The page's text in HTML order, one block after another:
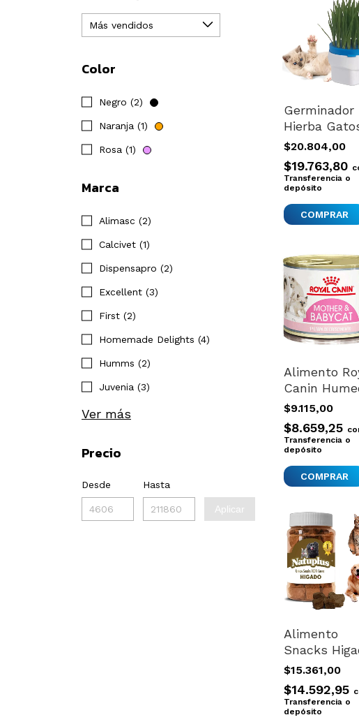
Color
Negro (2)
Naranja (1)
Rosa (1)
Marca
Alimasc (2)
Calcivet (1)
Dispensapro (2)
Excellent (3)
First (2)
Homemade Delights (4)
Humms (2)
Juvenia (3)
Ver más
Precio
Desde Hasta
Aplicar
Germinador
Hierba
Cobayos
Conejos
Hidroponico
Semillas
$20.804,00
$19.763,80
Transferencia o
depósito
Alimento
Canin
Gatos Mother
Babycat Lata
195gr
$9.115,00
$8.659,25
Transferencia o
depósito
Alimento
Snacks
Perro Gatos
Hurones
Natuplus
Ml
$15.361,00
$14.592,95
Transferencia o
depósito